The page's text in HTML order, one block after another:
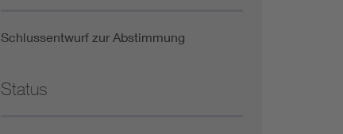
Schlussentwurf zur Abstimmung
Status